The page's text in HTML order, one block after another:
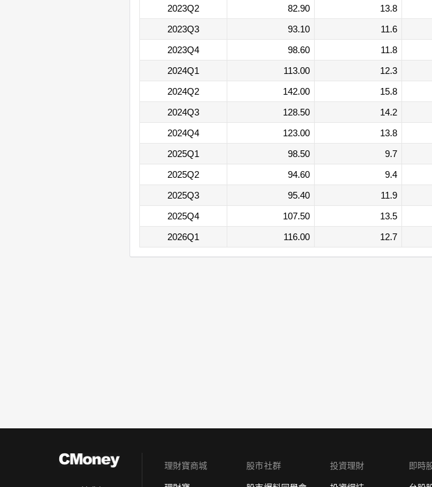
2023Q2
82.90 13.8
2023Q3
93.10 11.6
2023Q4
98.60 11.8
2024Q1
113.00 12.3
2024Q2
142.00 15.8
2024Q3
128.50 14.2
2024Q4
123.00 13.8
2025Q1
98.50 9.7
2025Q2
94.60 9.4
2025Q3
95.40 11.9
2025Q4
107.50 13.5
2026Q1
116.00 12.7
理財寶商城 股市社群 投資理財 即時